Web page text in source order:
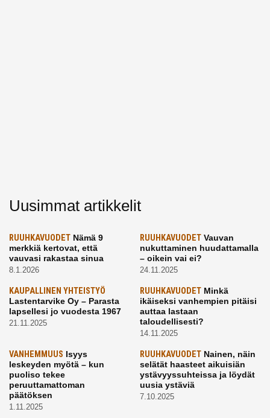
Uusimmat artikkelit
RUUHKAVUODET Nämä 9
merkkiä kertovat, että
vauvasi rakastaa sinua
8.1.2026
RUUHKAVUODETVauvan
nukuttaminen huudattamalla
– oikein vai ei?
24.11.2025
KAUPALLINEN YHTEISTYÖ
Lastentarvike Oy – Parasta
lapsellesi jo vuodesta 1967
21.11.2025
RUUHKAVUODETMinkä
ikäiseksi vanhempien pitäisi
auttaa lastaan
taloudellisesti?
14.11.2025
VANHEMMUUS Isyys
leskeyden myötä – kun
puoliso tekee
peruuttamattoman
päätöksen
1.11.2025
RUUHKAVUODETNainen, näin
selätät haasteet aikuisiän
ystävyyssuhteissa ja löydät
uusia ystäviä
7.10.2025